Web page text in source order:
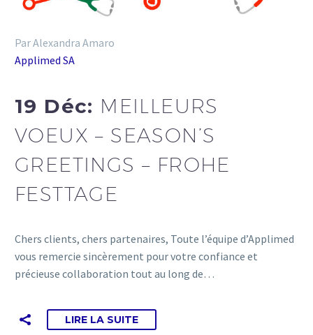
Par Alexandra Amaro
Applimed SA
19 Déc: MEILLEURS
VOEUX – SEASON’S
GREETINGS – FROHE
FESTTAGE
Chers clients, chers partenaires, Toute l’équipe d’Applimed
vous remercie sincèrement pour votre confiance et
précieuse collaboration tout au long de…
LIRE LA SUITE